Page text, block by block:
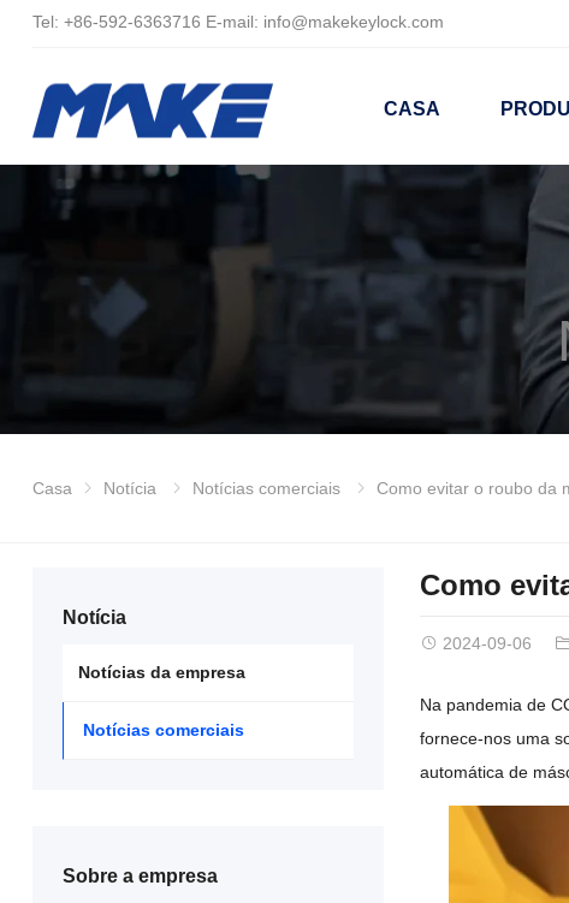
Tel: +86-592-6363716 E-mail: info@makekeylock.com
CASA
Casa Notícia Notícias comerciais Como evitar o roubo da máquina de venda
Como
2024-09-06
Na pandemia de
fornece-nos uma
automática de
Notícia
Notícias da empresa
Notícias comerciais
Sobre a empresa